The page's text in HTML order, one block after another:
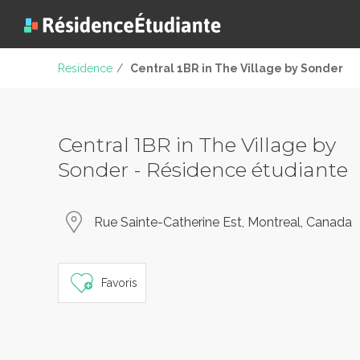
Residence / Central 1BR in The Village by Sonder
Central 1BR in The Village by
Sonder - Résidence étudiante
Rue Sainte-Catherine Est, Montreal, Canada
Favoris